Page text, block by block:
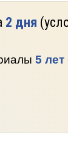
2 дня
5 лет